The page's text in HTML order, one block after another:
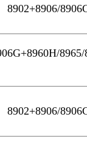
8902+8906/
8902+8906/